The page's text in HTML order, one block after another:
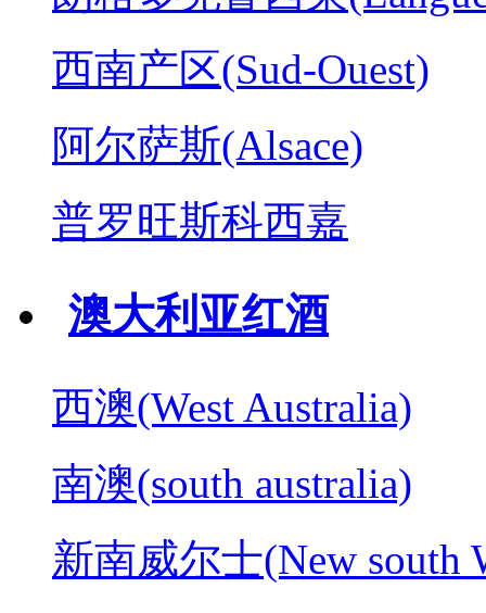
西南产区(Sud-Ouest)
阿尔萨斯(Alsace)
普罗旺斯科西嘉
澳大利亚红酒
西澳(West Australia)
南澳(south australia)
新南威尔士(New south